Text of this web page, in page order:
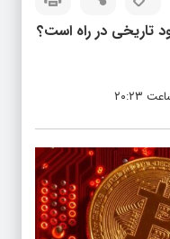
در راه است؟